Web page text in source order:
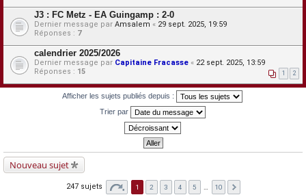
J3 : FC Metz - EA Guingamp : 2-0
Dernier message par Amsalem « 29 sept. 2025, 19:59
Réponses : 7
calendrier 2025/2026
Dernier message par Capitaine Fracasse « 22 sept. 2025, 13:59
Réponses : 15 1 2
Afficher les sujets publiés depuis :
Trier par
Nouveau sujet
247 sujets 1 2 3 4 5 10